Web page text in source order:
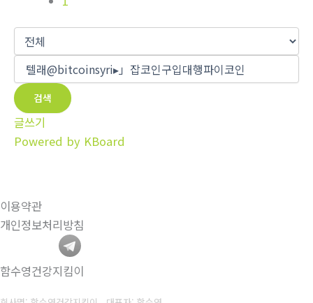
검색
글쓰기
Powered by KBoard
이용약관
개인정보처리방침
함수영건강지킴이